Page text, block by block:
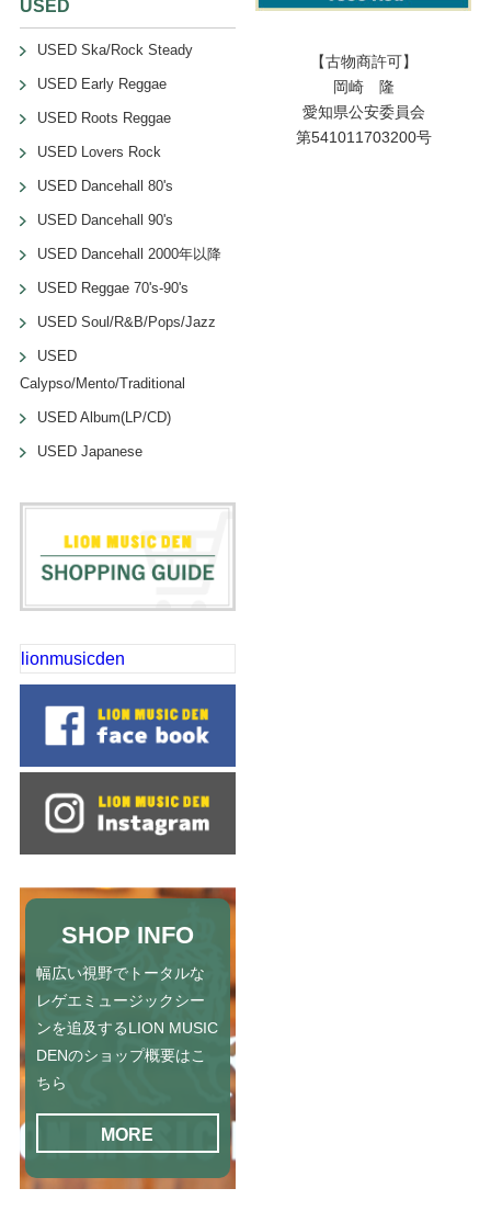
USED
USED Ska/Rock Steady
USED Early Reggae
USED Roots Reggae
USED Lovers Rock
USED Dancehall 80's
USED Dancehall 90's
USED Dancehall 2000年以降
USED Reggae 70's-90's
USED Soul/R&B/Pops/Jazz
USED
Calypso/Mento/Traditional
USED Album(LP/CD)
USED Japanese
lionmusicden
SHOP INFO
幅広い視野でトータルな
レゲエミュージックシー
ンを追及するLION MUSIC
DENのショップ概要はこ
ちら
MORE
【古物商許可】
岡崎 隆
愛知県公安委員会
第541011703200号